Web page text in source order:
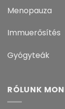
Menopauza
Immuerősítés
Gyógyteák
RÓLUNK